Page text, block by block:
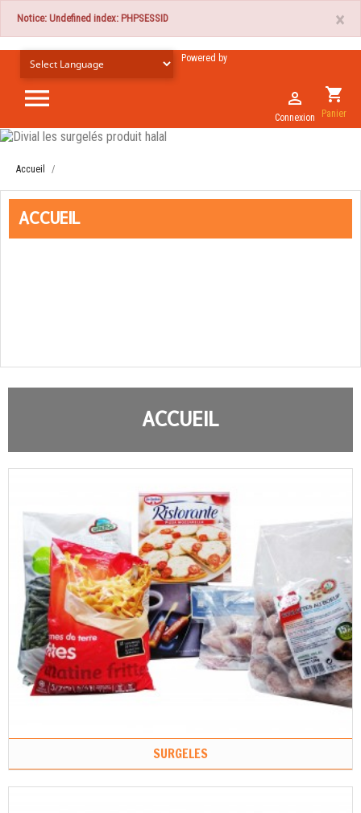
×
Notice: Undefined index: PHPSESSID
Powered by
 shopping_cart
Panier

Connexion
Accueil
ACCUEIL
ACCUEIL
SURGELES